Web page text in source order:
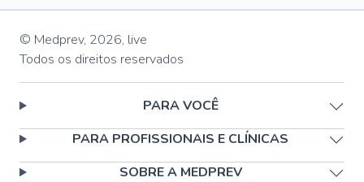
© Medprev, 2026, live
Todos os direitos reservados
PARA VOCÊ
PARA PROFISSIONAIS E CLÍNICAS
SOBRE A MEDPREV